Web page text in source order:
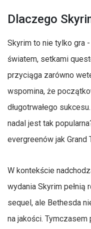
Dlaczego
Skyrim to nie tylko gra
światem, setkami
przyciąga zarówno
wspomina, że
długotrwałego
nadal jest tak
evergreenów jak Grand
W kontekście
wydania Skyrim pełnią
sequel, ale Bethesda
na jakości.